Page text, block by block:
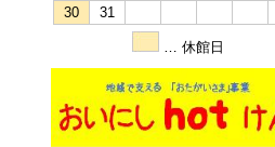
30
31
… 休館日